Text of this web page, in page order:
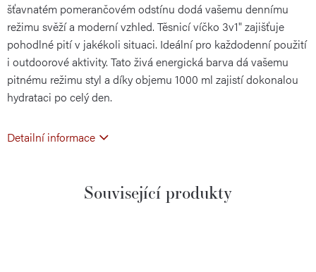
šťavnatém pomerančovém odstínu dodá vašemu dennímu
režimu svěží a moderní vzhled. Těsnicí víčko 3v1" zajišťuje
pohodlné pití v jakékoli situaci. Ideální pro každodenní použití
i outdoorové aktivity. Tato živá energická barva dá vašemu
pitnému režimu styl a díky objemu 1000 ml zajistí dokonalou
hydrataci po celý den.
Detailní informace
Související produkty